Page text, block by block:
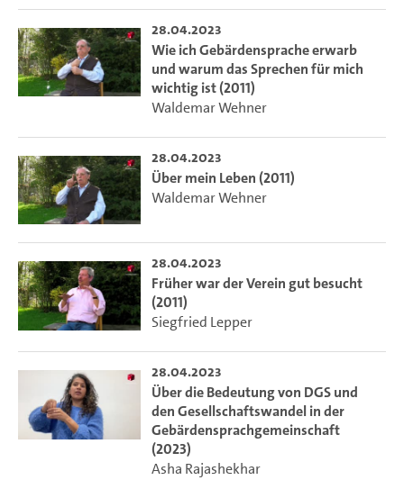
28.04.2023
Wie ich Gebärdensprache erwarb
und warum das Sprechen für mich
wichtig ist (2011)
Waldemar Wehner
28.04.2023
Über mein Leben (2011)
Waldemar Wehner
28.04.2023
Früher war der Verein gut besucht
(2011)
Siegfried Lepper
28.04.2023
Über die Bedeutung von DGS und
den Gesellschaftswandel in der
Gebärdensprachgemeinschaft
(2023)
Asha Rajashekhar